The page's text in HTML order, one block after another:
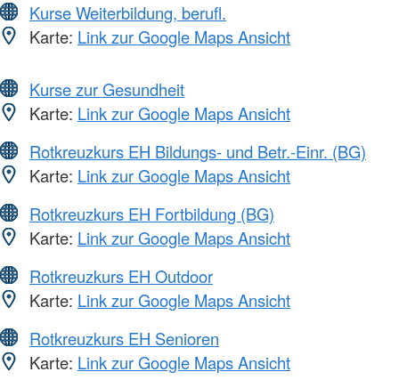
Kurse Weiterbildung, berufl.
Karte: Link zur Google Maps Ansicht
Kurse zur Gesundheit
Karte: Link zur Google Maps Ansicht
Rotkreuzkurs EH Bildungs- und Betr.-Einr. (BG)
Karte: Link zur Google Maps Ansicht
Rotkreuzkurs EH Fortbildung (BG)
Karte: Link zur Google Maps Ansicht
Rotkreuzkurs EH Outdoor
Karte: Link zur Google Maps Ansicht
Rotkreuzkurs EH Senioren
Karte: Link zur Google Maps Ansicht